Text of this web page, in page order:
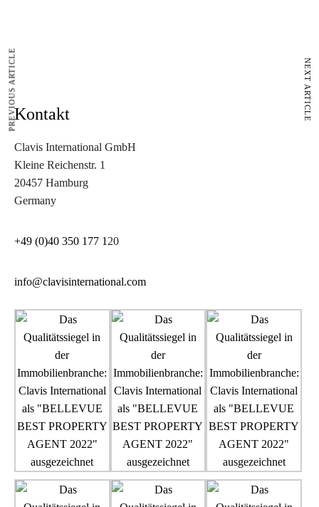
PREVIOUS ARTICLE NEXT ARTICLE
Kontakt
Clavis International GmbH
Kleine Reichenstr. 1
20457 Hamburg
Germany
+49 (0)40 350 177 1 20
info@clavisinternational.com